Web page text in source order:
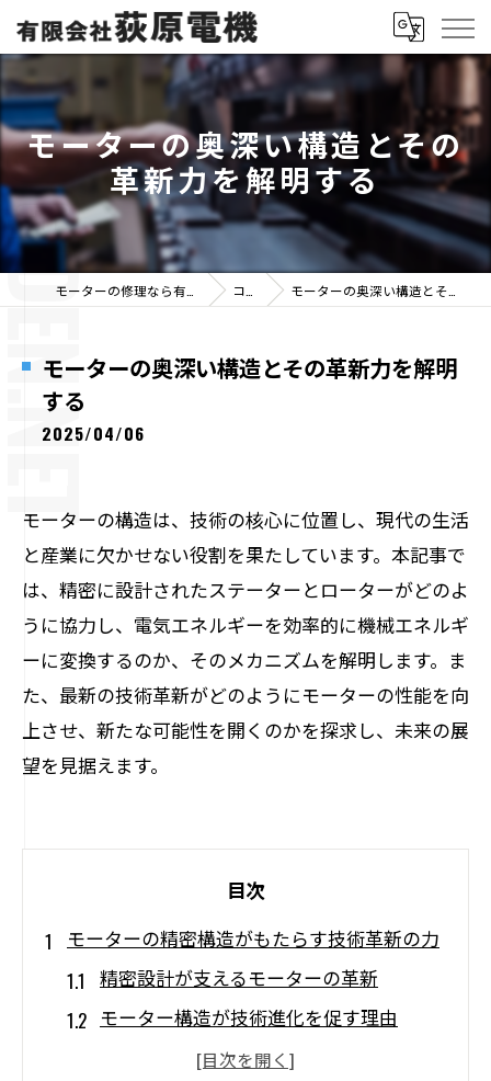
モーターの奥深い構造とその
革新力を解明する
コラム モーターの奥深い構造とその革新力を解明する
モーターの奥深い構造とその革新力を解明
する
2025/04/06
モーターの構造は、技術の核心に位置し、現代の生活
と産業に欠かせない役割を果たしています。本記事で
は、精密に設計されたステーターとローターがどのよ
うに協力し、電気エネルギーを効率的に機械エネルギ
ーに変換するのか、そのメカニズムを解明します。ま
た、最新の技術革新がどのようにモーターの性能を向
上させ、新たな可能性を開くのかを探求し、未来の展
望を見据えます。
目次
モーターの精密構造がもたらす技術革新の力
精密設計が支えるモーターの革新
モーター構造が技術進化を促す理由
素材と技術の融合がもたらす効果